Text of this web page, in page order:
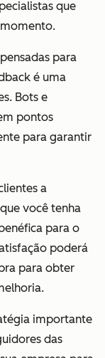
que
para
é uma
Bots e
pontos
para garantir
a
você tenha
para o
poderá
para obter
importante
das